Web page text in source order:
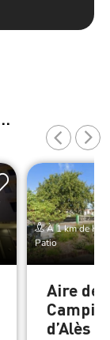
À 1 km de
Patio
Aire de
d’Alès